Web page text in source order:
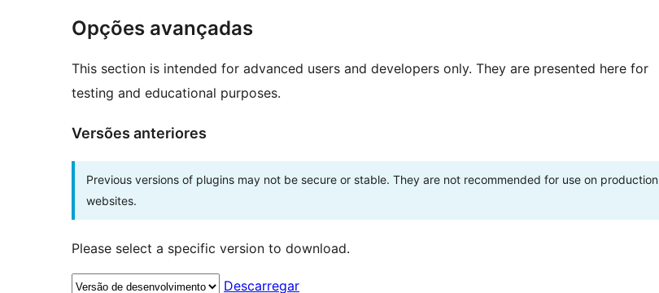
Opções avançadas
This section is intended for advanced users and developers only. They are presented here for
testing and educational purposes.
Versões anteriores
Previous versions of plugins may not be secure or stable. They are not recommended for use on production
websites.
Please select a specific version to download.
Descarregar